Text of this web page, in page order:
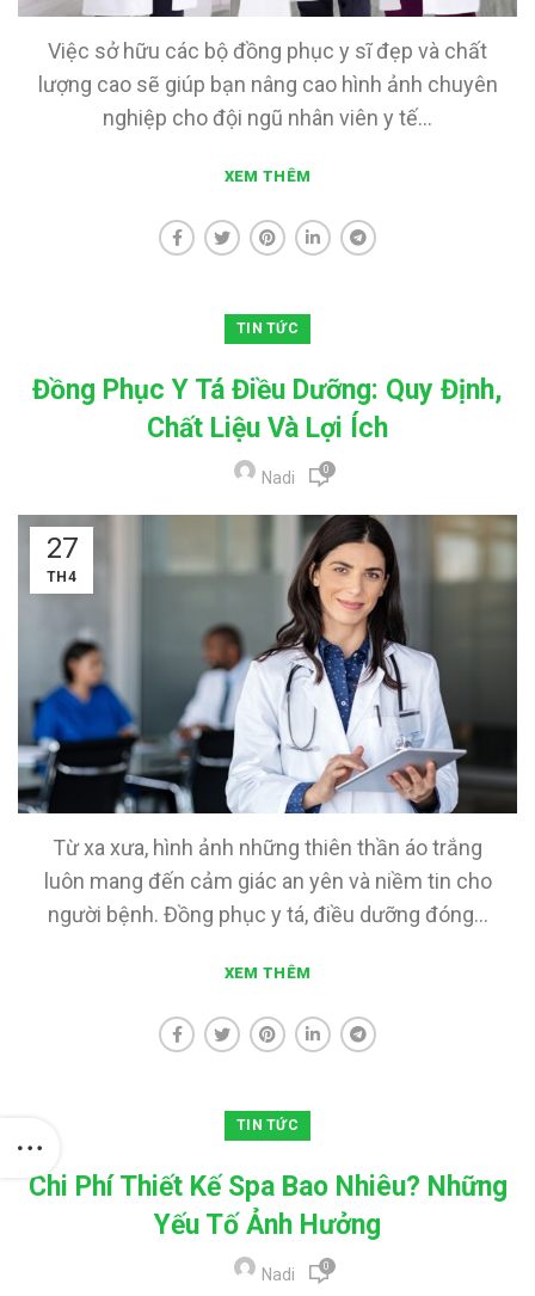
Việc sở hữu các bộ đồng phục y sĩ đẹp và chất
lượng cao sẽ giúp bạn nâng cao hình ảnh chuyên
nghiệp cho đội ngũ nhân viên y tế...
XEM THÊM
TIN TỨC
Đồng Phục Y Tá Điều Dưỡng: Quy Định,
Chất Liệu Và Lợi Ích
Nadi 0
27
TH4
Từ xa xưa, hình ảnh những thiên thần áo trắng
luôn mang đến cảm giác an yên và niềm tin cho
người bệnh. Đồng phục y tá, điều dưỡng đóng...
XEM THÊM
TIN TỨC
Chi Phí Thiết Kế Spa Bao Nhiêu? Những
Yếu Tố Ảnh Hưởng
Nadi 0